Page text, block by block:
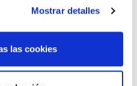
Mostrar detalles
las cookies
a tus gustos y
externa serigrafiada
y utilizada, plegada y
y vemos cual es la